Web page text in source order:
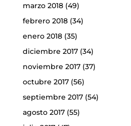
marzo 2018(49)
febrero 2018(34)
enero 2018(35)
diciembre 2017(34)
noviembre 2017(37)
octubre 2017(56)
septiembre 2017(54)
agosto 2017(55)